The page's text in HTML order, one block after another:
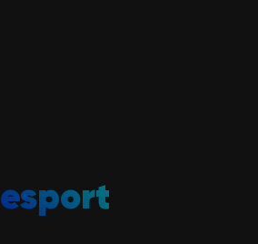
esport